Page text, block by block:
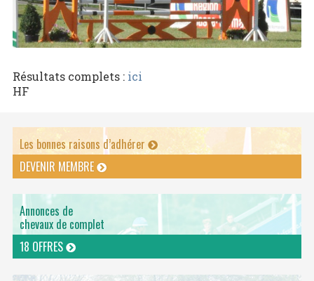
Résultats complets : ici
HF
Les bonnes raisons d’adhérer
DEVENIR MEMBRE
Annonces de
chevaux de complet
18 OFFRES